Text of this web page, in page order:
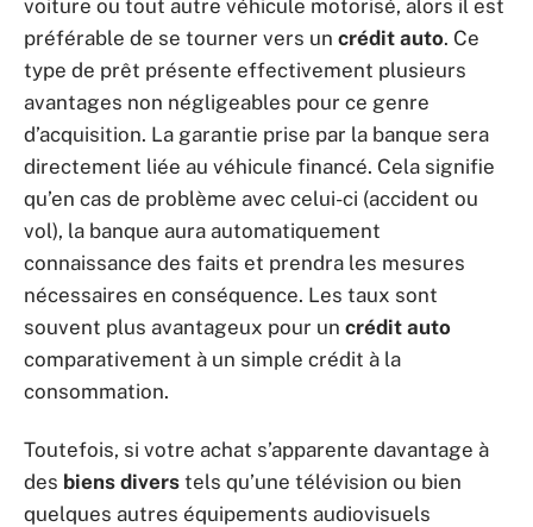
voiture ou tout autre véhicule motorisé, alors il est
préférable de se tourner vers un crédit auto. Ce
type de prêt présente effectivement plusieurs
avantages non négligeables pour ce genre
d’acquisition. La garantie prise par la banque sera
directement liée au véhicule financé. Cela signifie
qu’en cas de problème avec celui-ci (accident ou
vol), la banque aura automatiquement
connaissance des faits et prendra les mesures
nécessaires en conséquence. Les taux sont
souvent plus avantageux pour un crédit auto
comparativement à un simple crédit à la
consommation.
Toutefois, si votre achat s’apparente davantage à
des biens divers tels qu’une télévision ou bien
quelques autres équipements audiovisuels